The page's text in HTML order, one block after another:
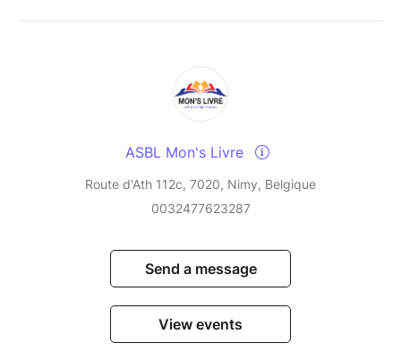
ASBL Mon's Livre
Route d'Ath 112c, 7020, Nimy, Belgique
0032477623287
Send a message
View events